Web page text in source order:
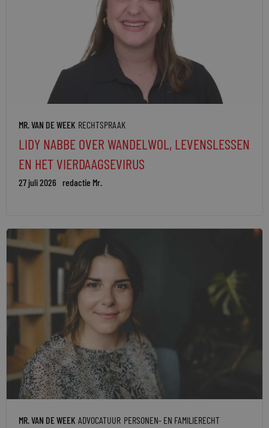
MR. VAN DE WEEK RECHTSPRAAK
LIDY NABBE OVER WANDELWOL, LEVENSLESSEN
EN HET VIERDAAGSEVIRUS
27 juli 2026 redactie Mr.
MR. VAN DE WEEK ADVOCATUUR PERSONEN- EN FAMILIERECHT